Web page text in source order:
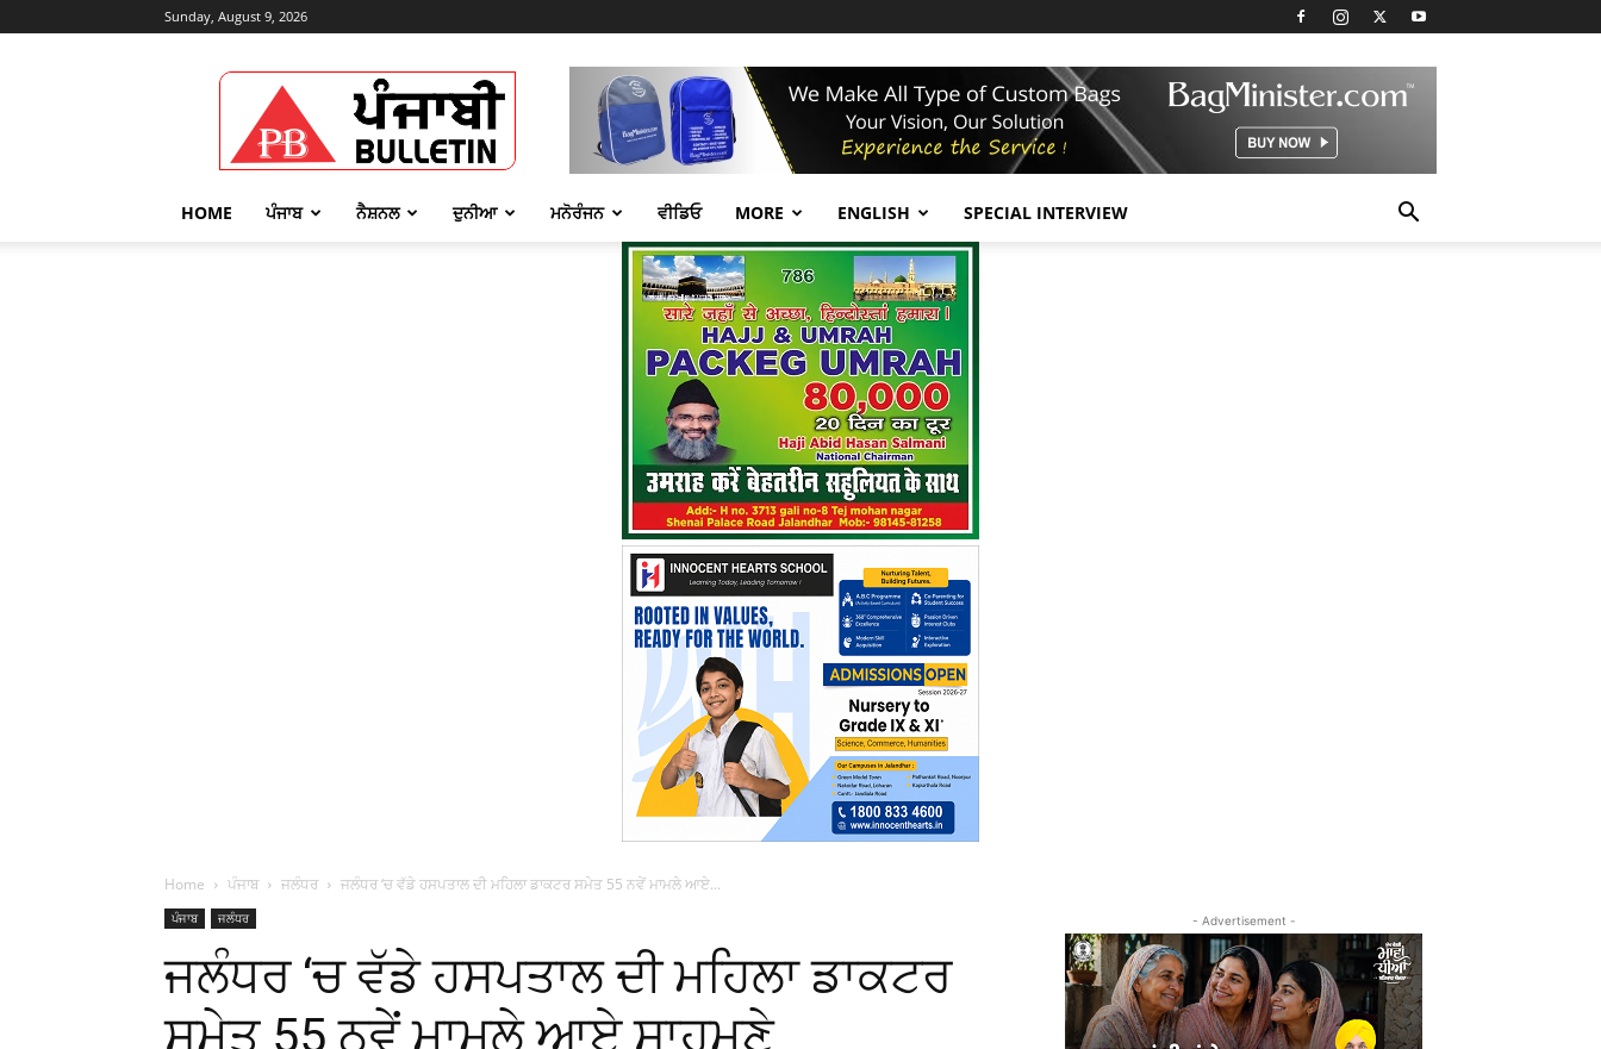
Sunday, August 9, 2026
Punjabi
Bulletin
HOME ਪੰਜਾਬ ਨੈਸ਼ਨਲ ਦੁਨੀਆ ਮਨੋਰੰਜਨ ਵੀਡਿਓ MORE ENGLISH SPECIAL INTERVIEW
Home ਪੰਜਾਬ ਜਲੰਧਰ ਜਲੰਧਰ ‘ਚ ਵੱਡੇ ਹਸਪਤਾਲ ਦੀ ਮਹਿਲਾ ਡਾਕਟਰ ਸਮੇਤ 55 ਨਵੇਂ ਮਾਮਲੇ ਆਏ...
ਪੰਜਾਬ ਜਲੰਧਰ
ਜਲੰਧਰ ‘ਚ ਵੱਡੇ ਹਸਪਤਾਲ ਦੀ ਮਹਿਲਾ ਡਾਕਟਰ
ਸਮੇਤ 55 ਨਵੇਂ ਮਾਮਲੇ ਆਏ ਸਾਹਮਣੇ
- Advertisement -